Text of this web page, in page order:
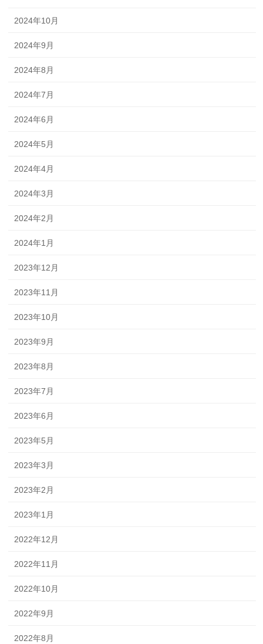
2024年10月
2024年9月
2024年8月
2024年7月
2024年6月
2024年5月
2024年4月
2024年3月
2024年2月
2024年1月
2023年12月
2023年11月
2023年10月
2023年9月
2023年8月
2023年7月
2023年6月
2023年5月
2023年3月
2023年2月
2023年1月
2022年12月
2022年11月
2022年10月
2022年9月
2022年8月